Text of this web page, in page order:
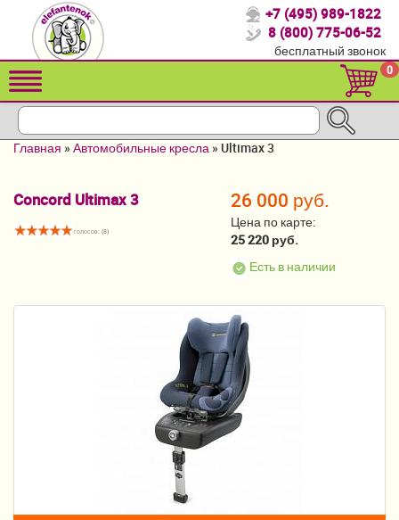
Спасибо, что выбрали нас!
Распродажа!
Детские коляски
Кровати для детей от 2-3 лет
Конверты, муфты
Летние товары
Постельные принадлежности
+7 (495) 989-1822
8 (800) 775-06-52
бесплатный звонок
0
Главная »Автомобильные кресла »Ultimax 3
Concord Ultimax 3
голосов: (8)
26 000 руб.
Цена по карте:
25 220 руб.
Есть в наличии